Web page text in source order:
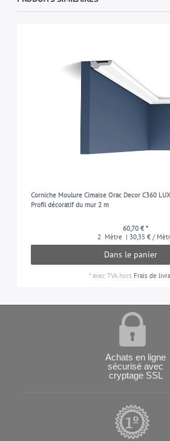
Corniche Moulure Cimaise Orac Decor C360
Profil décoratif du mur 2 m
60,70 € *
2 Mètre | 30,35 € /
Dans le panier
*avec TVAhors Frais de
Achats en ligne
sécurisé avec
cryptage SSL